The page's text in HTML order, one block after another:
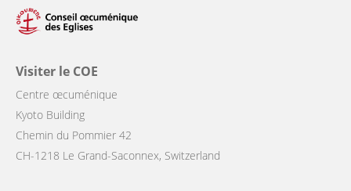
Visiter le COE
Centre œcuménique
Kyoto Building
Chemin du Pommier 42
CH-1218 Le Grand-Saconnex, Switzerland